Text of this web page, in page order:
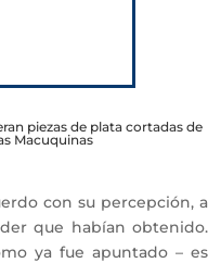
piezas de plata cortadas de
Macuquinas
con su percepción, a
que habían obtenido.
ya fue apuntado – es